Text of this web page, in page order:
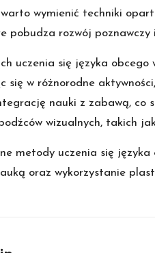
wymienić techniki
pobudza rozwój poznawczy
uczenia się języka
się w różnorodne
nauki z zabawą, co
wizualnych, takich
metody uczenia się
oraz wykorzystanie